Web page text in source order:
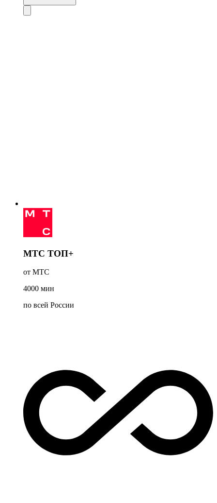
МТС ТОП+
от МТС
4000 мин
по всей России